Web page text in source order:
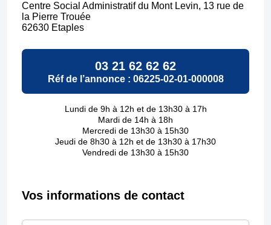
Centre Social Administratif du Mont Levin, 13 rue de
la Pierre Trouée
62630 Etaples
03 21 62 62 62
Réf de l’annonce : 06225-02-01-000008
Lundi de 9h à 12h et de 13h30 à 17h
Mardi de 14h à 18h
Mercredi de 13h30 à 15h30
Jeudi de 8h30 à 12h et de 13h30 à 17h30
Vendredi de 13h30 à 15h30
annonce
Vos informations de contact